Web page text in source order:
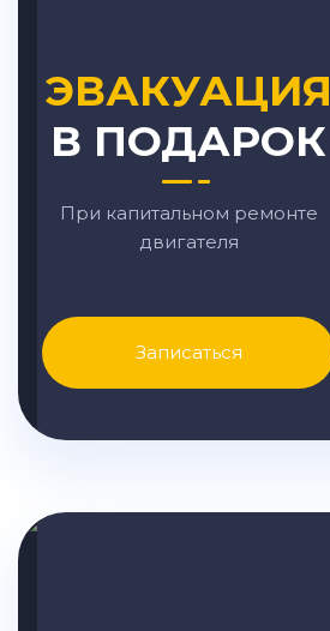
ЭВАКУАЦИЯ
В ПОДАРОК
При капитальном ремонте
двигателя
Записаться